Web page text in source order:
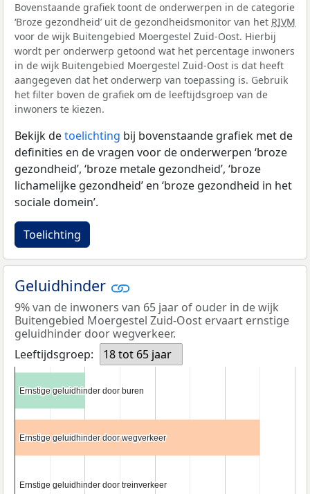
Bovenstaande grafiek toont de onderwerpen in de categorie
‘Broze gezondheid’ uit de gezondheidsmonitor van het RIVM
voor de wijk Buitengebied Moergestel Zuid-Oost. Hierbij
wordt per onderwerp getoond wat het percentage inwoners
in de wijk Buitengebied Moergestel Zuid-Oost is dat heeft
aangegeven dat het onderwerp van toepassing is. Gebruik
het filter boven de grafiek om de leeftijdsgroep van de
inwoners te kiezen.
Bekijk detoelichting bij bovenstaande grafiek met de
definities en de vragen voor de onderwerpen ‘broze
gezondheid’, ‘broze metale gezondheid’, ‘broze
lichamelijke gezondheid’ en ‘broze gezondheid in het
sociale domein’.
Toelichting
Geluidhinder
9% van de inwoners van 65 jaar of ouder in de wijk
Buitengebied Moergestel Zuid-Oost ervaart ernstige
geluidhinder door wegverkeer.
Leeftijdsgroep:
18 tot 65 jaar
Ernstige geluidhinder door buren
Ernstige geluidhinder door buren
Ernstige geluidhinder door wegverkeer
Ernstige geluidhinder door wegverkeer
Ernstige geluidhinder door treinverkeer
Ernstige geluidhinder door treinverkeer